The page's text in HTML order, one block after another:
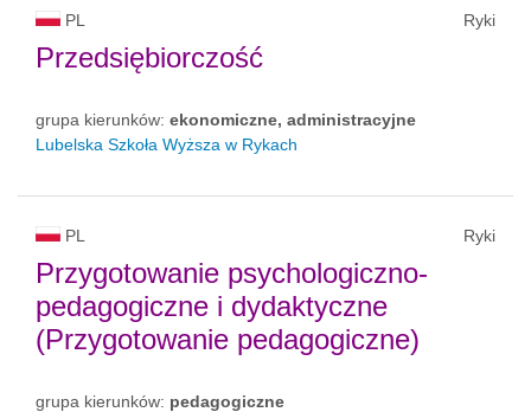
PL Ryki
Przedsiębiorczość
grupa kierunków: ekonomiczne, administracyjne
Lubelska Szkoła Wyższa w Rykach
PL Ryki
Przygotowanie psychologiczno-
pedagogiczne i dydaktyczne
(Przygotowanie pedagogiczne)
grupa kierunków: pedagogiczne